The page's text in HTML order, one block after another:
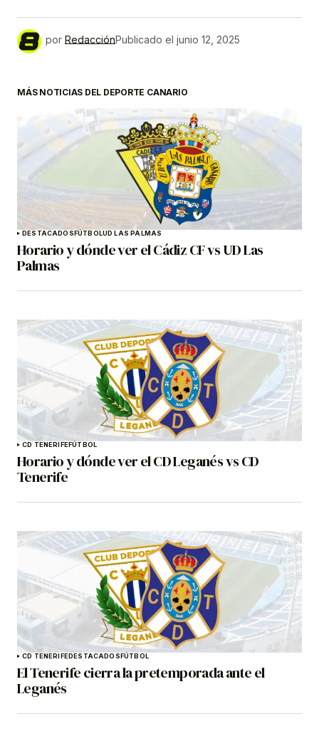
por RedacciónPublicado el junio 12, 2025
MÁS NOTICIAS DEL DEPORTE CANARIO
DESTACADOSFÚTBOLUD LAS PALMAS
Horario y dónde ver el Cádiz CF vs UD Las
Palmas
CD TENERIFEFÚTBOL
Horario y dónde ver el CD Leganés vs CD
Tenerife
CD TENERIFEDESTACADOSFÚTBOL
El Tenerife cierra la pretemporada ante el
Leganés